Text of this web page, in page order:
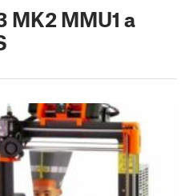
MK2 MMU1 a